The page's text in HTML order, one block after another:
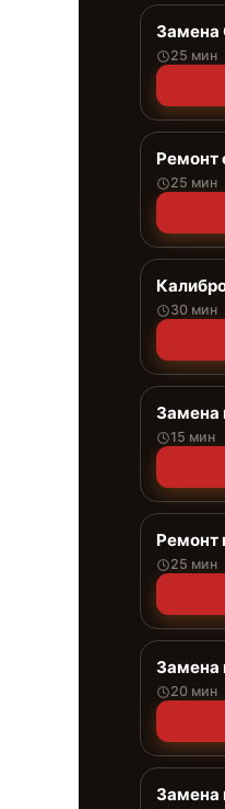
Замена
25 мин
Ремонт
25 мин
30 мин
Замена
15 мин
Ремонт
25 мин
Замена
20 мин
Замена